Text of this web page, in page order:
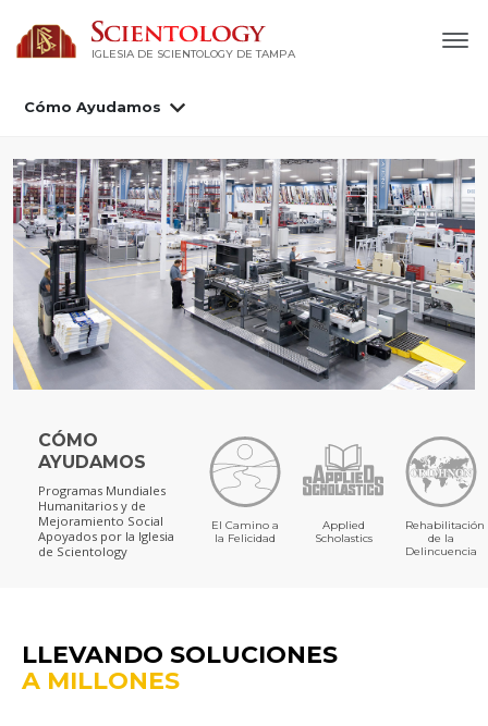
IGLESIA DE SCIENTOLOGY DE TAMPA
Cómo Ayudamos
CÓMO
AYUDAMOS
Programas Mundiales
Humanitarios y de
Mejoramiento Social
Apoyados por la Iglesia
de Scientology
El Camino a
la Felicidad
Applied
Scholastics
Rehabilitación
de la
Delincuencia
LLEVANDO SOLUCIONES
A MILLONES